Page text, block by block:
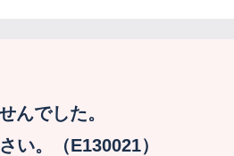
んでした。
い。（E130021）